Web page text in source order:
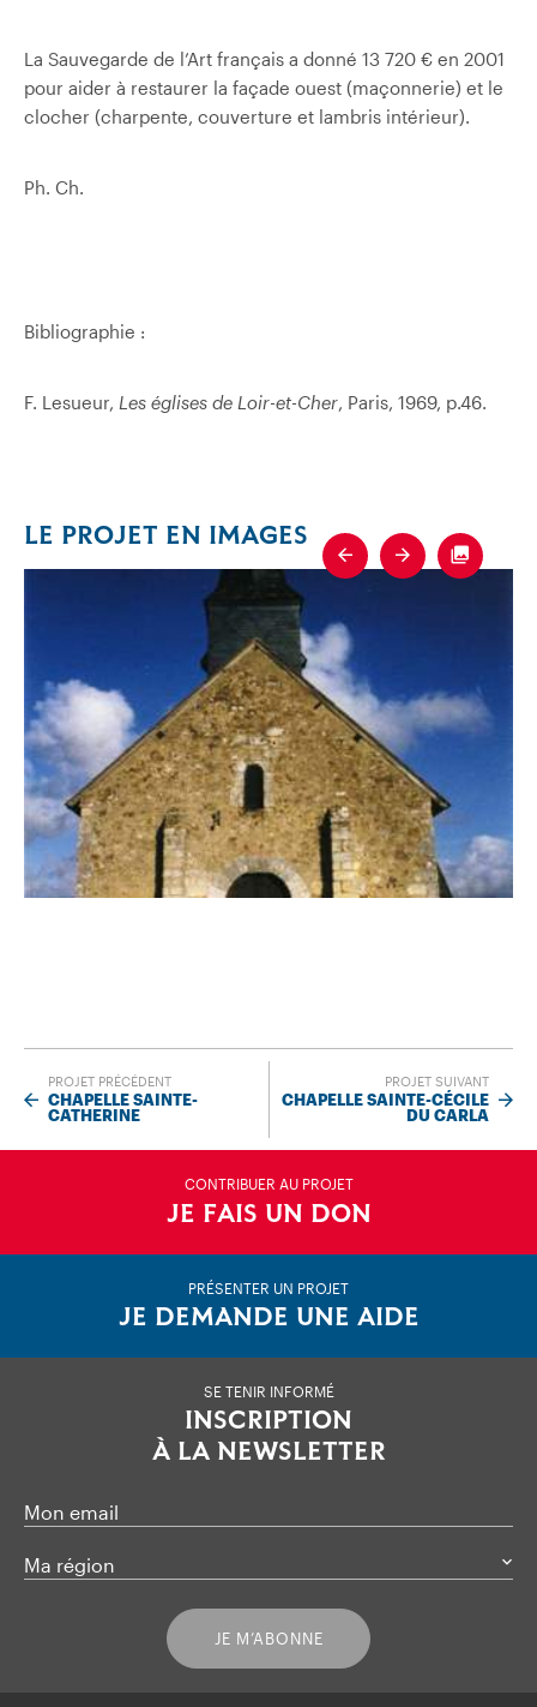
La Sauvegarde de l’Art français a donné 13 720 € en 2001
pour aider à restaurer la façade ouest (maçonnerie) et le
clocher (charpente, couverture et lambris intérieur).
Ph. Ch.
Bibliographie :
F. Lesueur, Les églises de Loir-et-Cher, Paris, 1969, p.46.
LE PROJET EN IMAGES
Previous
Next
PROJET PRÉCÉDENT
CHAPELLE SAINTE-
CATHERINE
PROJET SUIVANT
CHAPELLE SAINTE-CÉCILE
DU CARLA
CONTRIBUER AU PROJET
JE FAIS UN DON
PRÉSENTER UN PROJET
JE DEMANDE UNE AIDE
SE TENIR INFORMÉ
INSCRIPTION
À LA NEWSLETTER
Mon email
Ma région
JE M’ABONNE